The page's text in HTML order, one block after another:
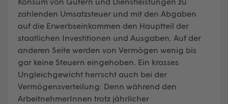
zahlenden Umsatzsteuer und mit den Abgaben
auf die Erwerbseinkommen den Hauptteil der
staatlichen Investitionen und Ausgaben. Auf der
anderen Seite werden von Vermögen wenig bis
gar keine Steuern eingehoben. Ein krasses
Ungleichgewicht herrscht auch bei der
Vermögensverteilung: Denn während den
ArbeitnehmerInnen trotz jährlicher